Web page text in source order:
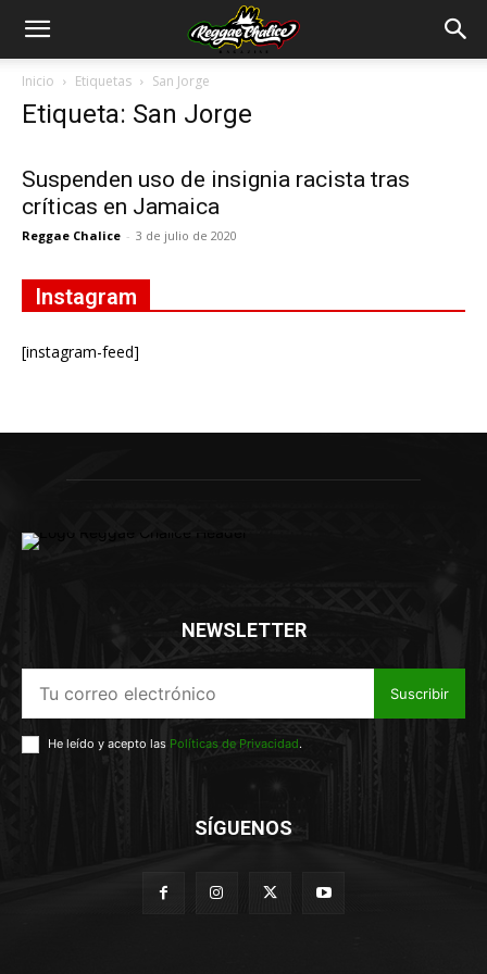
Inicio Etiquetas San Jorge
Etiqueta: San Jorge
Suspenden uso de insignia racista tras
críticas en Jamaica
Reggae Chalice - 3 de julio de 2020
Instagram
[instagram-feed]
NEWSLETTER
Suscribir
He leído y acepto las Políticas de Privacidad.
SÍGUENOS